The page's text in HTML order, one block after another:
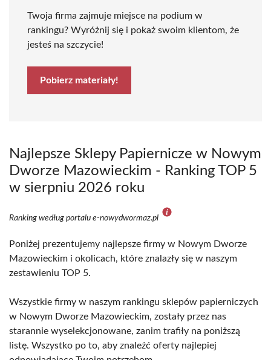
Twoja firma zajmuje miejsce na podium w
rankingu? Wyróżnij się i pokaż swoim klientom, że
jesteś na szczycie!
Pobierz materiały!
Najlepsze Sklepy Papiernicze w Nowym
Dworze Mazowieckim - Ranking TOP 5
w sierpniu 2026 roku
Ranking według portalu e-nowydwormaz.pl
Poniżej prezentujemy najlepsze firmy w Nowym Dworze
Mazowieckim i okolicach, które znalazły się w naszym
zestawieniu TOP 5.
Wszystkie firmy w naszym rankingu sklepów papierniczych
w Nowym Dworze Mazowieckim, zostały przez nas
starannie wyselekcjonowane, zanim trafiły na poniższą
listę. Wszystko po to, aby znaleźć oferty najlepiej